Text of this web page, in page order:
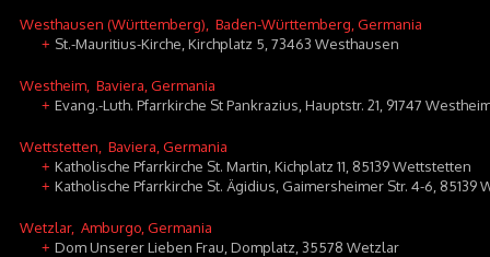
Westhausen (Württemberg) , Baden-Württemberg, Germania
+ St.-Mauritius-Kirche, Kirchplatz 5, 73463 Westhausen
Westheim , Baviera, Germania
+ Evang.-Luth. Pfarrkirche St Pankrazius, Hauptstr. 21, 91747
Wettstetten , Baviera, Germania
+ Katholische Pfarrkirche St. Martin, Kichplatz 11, 85139 Wettstetten
+ Katholische Pfarrkirche St. Ägidius, Gaimersheimer Str. 4-6, 85139
Wetzlar, Amburgo, Germania
+ Dom Unserer Lieben Frau, Domplatz, 35578 Wetzlar